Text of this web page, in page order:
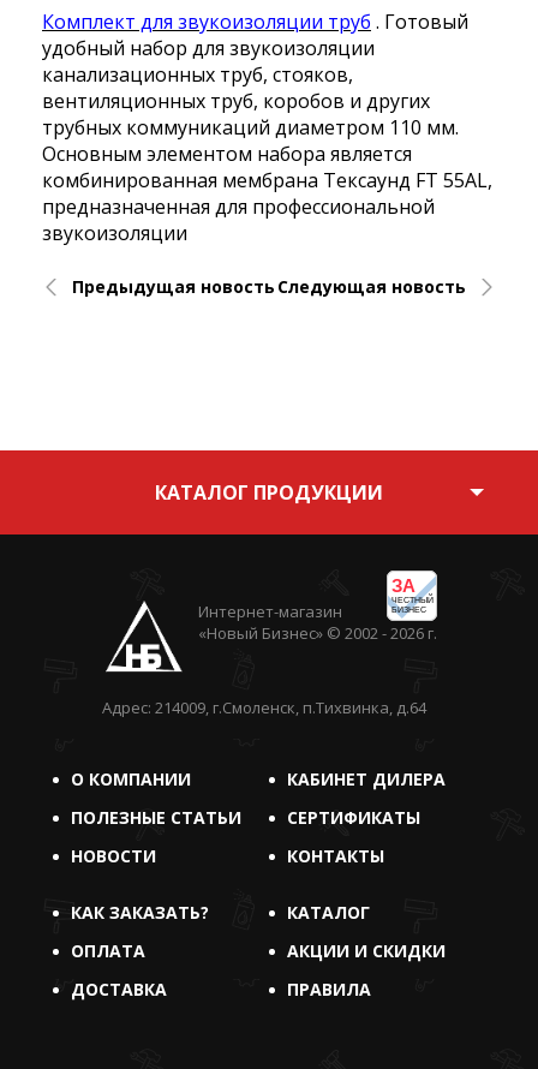
Комплект для звукоизоляции труб . Готовый
удобный набор для звукоизоляции
канализационных труб, стояков,
вентиляционных труб, коробов и других
трубных коммуникаций диаметром 110 мм.
Основным элементом набора является
комбинированная мембрана Тексаунд FT 55AL,
предназначенная для профессиональной
звукоизоляции
Предыдущая новость Следующая новость
КАТАЛОГ ПРОДУКЦИИ
ЗА
ЧЕСТНЫЙ
БИЗНЕС
Интернет-магазин
«Новый Бизнес» © 2002 - 2026 г.
Адрес: 214009, г.Смоленск, п.Тихвинка, д.64
О КОМПАНИИ
КАБИНЕТ ДИЛЕРА
ПОЛЕЗНЫЕ СТАТЬИ
СЕРТИФИКАТЫ
НОВОСТИ
КОНТАКТЫ
КАК ЗАКАЗАТЬ?
КАТАЛОГ
ОПЛАТА
АКЦИИ И СКИДКИ
ДОСТАВКА
ПРАВИЛА